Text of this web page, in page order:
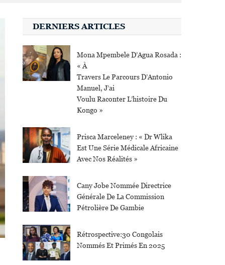
DERNIERS ARTICLES
Mona Mpembele D’Agua Rosada :
« À
Travers Le Parcours D’Antonio
Manuel, J’ai
Voulu Raconter L’histoire Du
Kongo »
Prisca Marceleney : « Dr Wlika
Est Une Série Médicale Africaine
Avec Nos Réalités »
Cany Jobe Nommée Directrice
Générale De La Commission
Pétrolière De Gambie
Rétrospective:30 Congolais
Nommés Et Primés En 2025